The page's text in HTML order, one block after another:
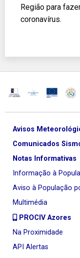
Região para
coronavírus.
Avisos
Comunicados
Notas Informativas
Informação à
Aviso à População
Multimédia
PROCIV Azores
Na Proximidade
API Alertas